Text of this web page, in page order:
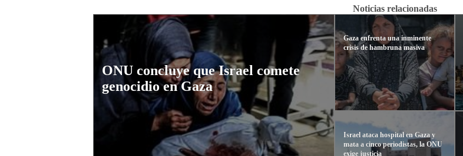
Noticias relacionadas
ONU concluye que Israel comete
genocidio en Gaza
Gaza enfrenta una inminente
crisis de hambruna masiva
Israel ataca hospital en Gaza y
mata a cinco periodistas, la ONU
exige justicia